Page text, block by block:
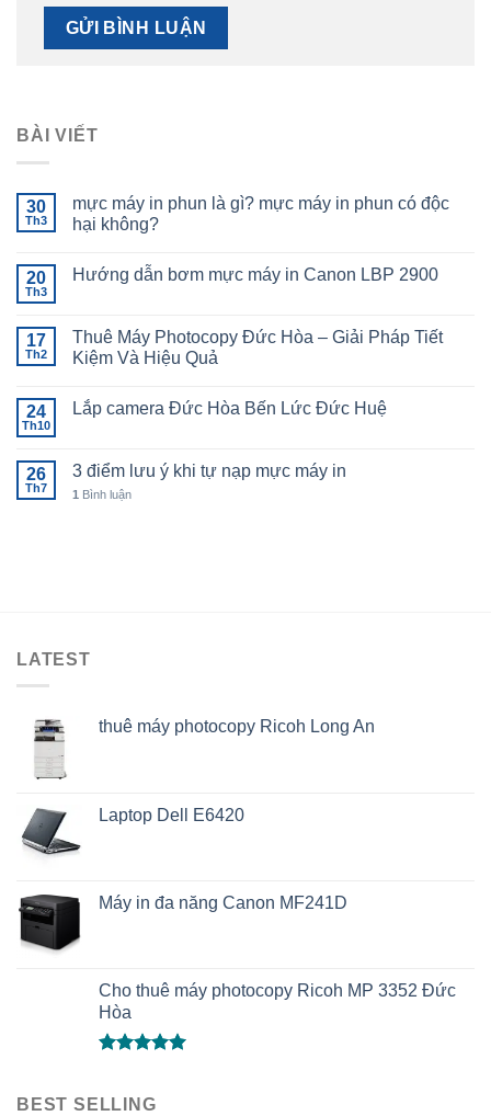
BÀI VIẾT
30
Th3
mực máy in phun là gì? mực máy in phun có độc
hại không?
20
Th3
Hướng dẫn bơm mực máy in Canon LBP 2900
17
Th2
Thuê Máy Photocopy Đức Hòa – Giải Pháp Tiết
Kiệm Và Hiệu Quả
24
Th10
Lắp camera Đức Hòa Bến Lức Đức Huệ
26
Th7
3 điểm lưu ý khi tự nạp mực máy in
1 Bình luận
LATEST
thuê máy photocopy Ricoh Long An
Laptop Dell E6420
Máy in đa năng Canon MF241D
Cho thuê máy photocopy Ricoh MP 3352 Đức
Hòa
5 sao
BEST SELLING